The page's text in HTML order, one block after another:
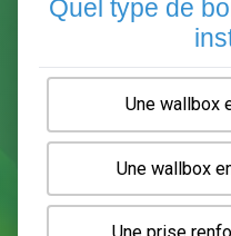
2
Quel type